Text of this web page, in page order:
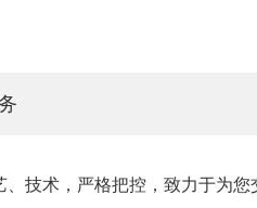
技术，严格把控，致力于为